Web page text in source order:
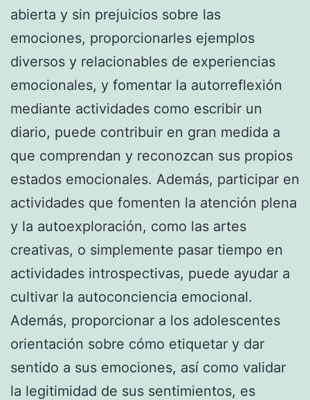
abierta y sin prejuicios sobre las
emociones, proporcionarles ejemplos
diversos y relacionables de experiencias
emocionales, y fomentar la autorreflexión
mediante actividades como escribir un
diario, puede contribuir en gran medida a
que comprendan y reconozcan sus propios
estados emocionales. Además, participar en
actividades que fomenten la atención plena
y la autoexploración, como las artes
creativas, o simplemente pasar tiempo en
actividades introspectivas, puede ayudar a
cultivar la autoconciencia emocional.
Además, proporcionar a los adolescentes
orientación sobre cómo etiquetar y dar
sentido a sus emociones, así como validar
la legitimidad de sus sentimientos, es